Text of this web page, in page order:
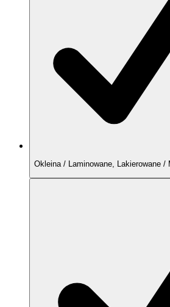
Okleina / Laminowane, Lakierowane /